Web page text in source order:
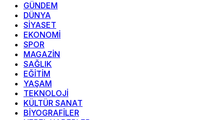
GÜNDEM
DÜNYA
SİYASET
EKONOMİ
SPOR
MAGAZİN
SAĞLIK
EĞİTİM
YAŞAM
TEKNOLOJİ
KÜLTÜR SANAT
BİYOGRAFİLER